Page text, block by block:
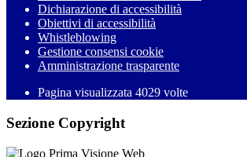
Dichiarazione di accessibilità
Obiettivi di accessibilità
Whistleblowing
Gestione consensi cookie
Amministrazione trasparente
Pagina visualizzata 4029 volte
Sezione Copyright